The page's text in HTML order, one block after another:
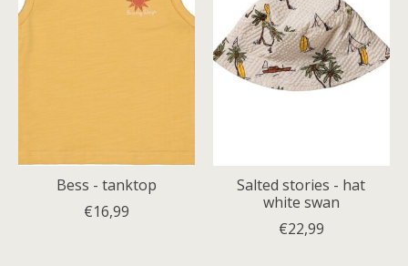
Bess - tanktop
€16,99
Salted stories - hat
white swan
€22,99